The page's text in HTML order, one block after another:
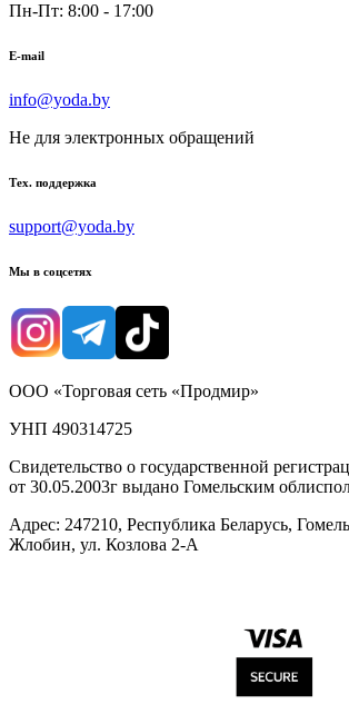
Пн-Пт: 8:00 - 17:00
E-mail
info@yoda.by
Не для электронных обращений
Тех. поддержка
support@yoda.by
Мы в соцсетях
ООО «Торговая сеть «Продмир»
УНП 490314725
Свидетельство о государственной
от 30.05.2003г выдано Гомельским
Адрес: 247210, Республика Беларусь,
Жлобин, ул. Козлова 2-А